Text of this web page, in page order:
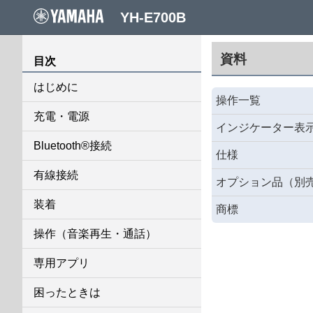
目次
はじめに
充電・電源
Bluetooth®接続
有線接続
装着
操作（音楽再生・通話）
専用アプリ
困ったときは
資料
操作一覧
インジケーター表
仕様
オプション品（別売
商標
YH-E700B